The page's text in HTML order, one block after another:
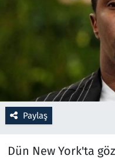
Paylaş
Dün New York'ta
Ramazan
Rüya Tabirleri
Sağlık
Savunma Sanayi